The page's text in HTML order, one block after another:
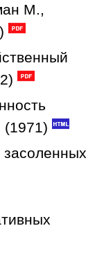
М.,
(1971)